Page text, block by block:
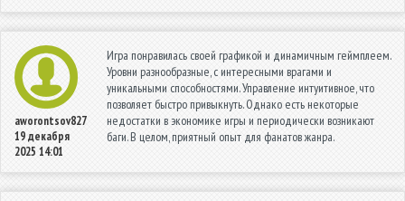
aworontsov827
19 декабря
2025 14:01
Игра понравилась своей графикой и динамичным геймплеем.
Уровни разнообразные, с интересными врагами и
уникальными способностями. Управление интуитивное, что
позволяет быстро привыкнуть. Однако есть некоторые
недостатки в экономике игры и периодически возникают
баги. В целом, приятный опыт для фанатов жанра.